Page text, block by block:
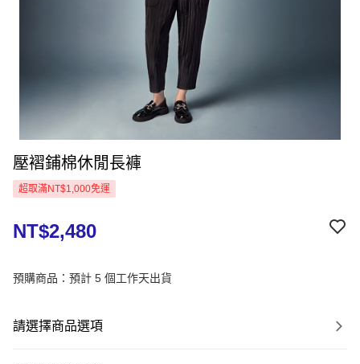
壓褶鋪棉休閒長褲
超取滿NT$1,000免運
NT$2,480
預購商品：預計 5 個工作天出貨
請選擇商品選項